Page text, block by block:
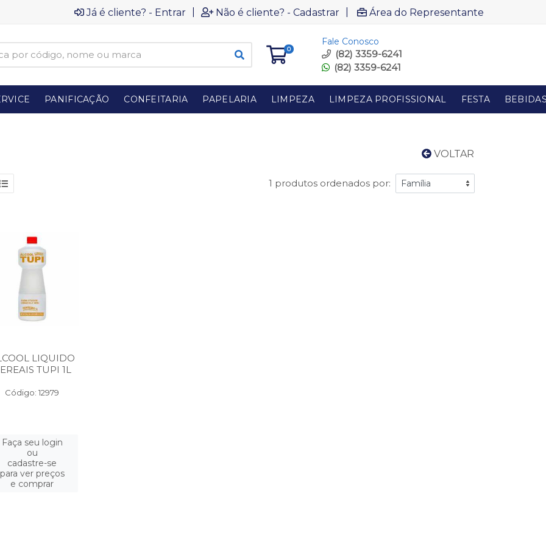
Já é cliente? - Entrar Não é cliente? - Cadastrar Área do Representante
0
Fale Conosco
(82) 3359-6241
(82) 3359-6241
PANIFICAÇÃO CONFEITARIA PAPELARIA LIMPEZA LIMPEZA PROFISSIONAL FESTA
VOLTAR
1 produtos ordenados por:
LIQUIDO
TUPI 1L
Código: 12979
Faça seu login
ou
cadastre-se
para ver preços
e comprar